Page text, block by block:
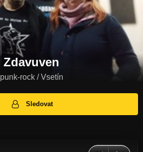
Zdavuven
punk-rock / Vsetín
Sledovat